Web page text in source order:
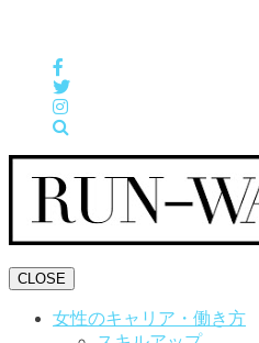
CLOSE
女性のキャリア・働き方